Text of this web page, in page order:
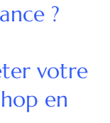
?
votre
en